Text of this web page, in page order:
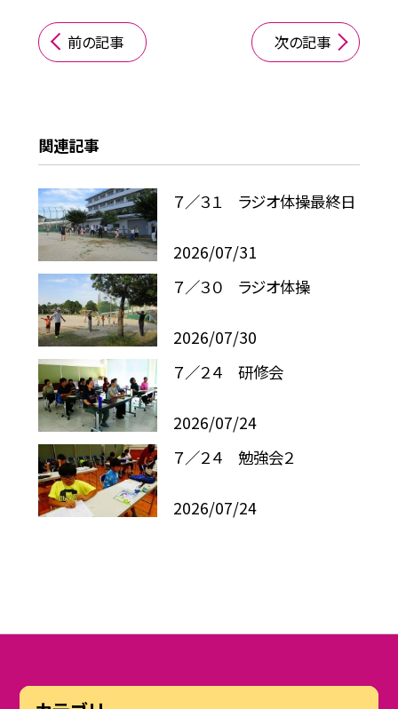
前の記事 次の記事
関連記事
７／３１ ラジオ体操最終日
2026/07/31
７／３０ ラジオ体操
2026/07/30
７／２４ 研修会
2026/07/24
７／２４ 勉強会２
2026/07/24